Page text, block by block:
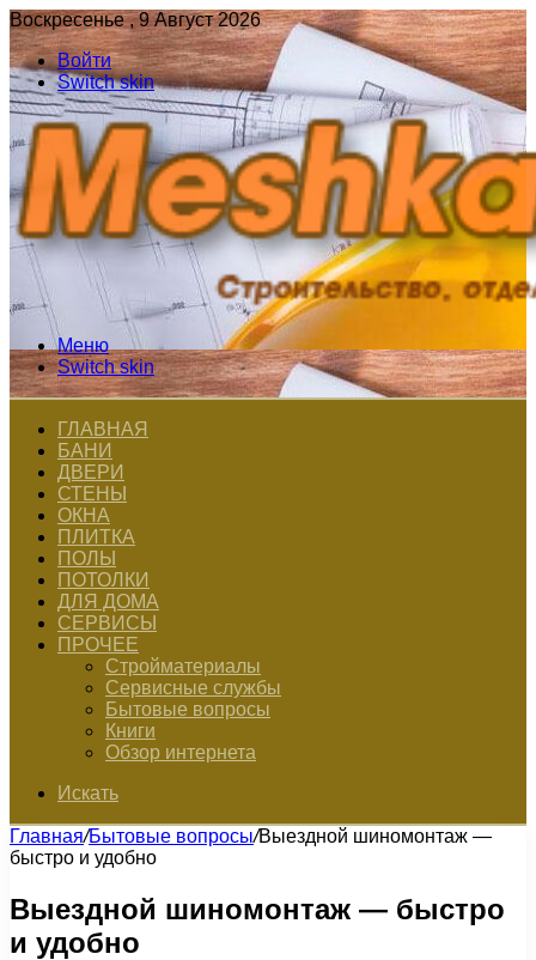
Воскресенье , 9 Август 2026
Войти
Switch skin
Меню
Switch skin
ГЛАВНАЯ
БАНИ
ДВЕРИ
СТЕНЫ
ОКНА
ПЛИТКА
ПОЛЫ
ПОТОЛКИ
ДЛЯ ДОМА
СЕРВИСЫ
ПРОЧЕЕ
Стройматериалы
Сервисные службы
Бытовые вопросы
Книги
Обзор интернета
Искать
Главная/Бытовые вопросы/Выездной шиномонтаж —
быстро и удобно
Выездной шиномонтаж — быстро
и удобно